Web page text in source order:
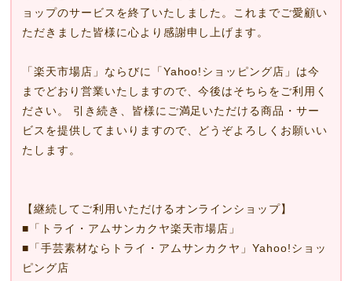
ョップのサービスを終了いたしました。これまでご愛顧い
ただきました皆様に心より感謝申し上げます。
「楽天市場店」ならびに「Yahoo!ショッピング店」は今
までどおり営業いたしますので、今後はそちらをご利用く
ださい。 引き続き、皆様にご満足いただける商品・サー
ビスを提供してまいりますので、どうぞよろしくお願いい
たします。
【継続してご利用いただけるオンラインショップ】
■ 「トライ・アムサンカクヤ楽天市場店」
■ 「手芸素材ならトライ・アムサンカクヤ」Yahoo!ショッ
ピング店